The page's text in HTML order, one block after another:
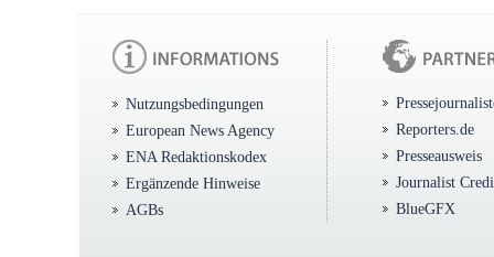
Nutzungsbedingungen
European News Agency
ENA Redaktionskodex
Ergänzende Hinweise
AGBs
Reporters.de
Presseausweis
Journalist
BlueGFX